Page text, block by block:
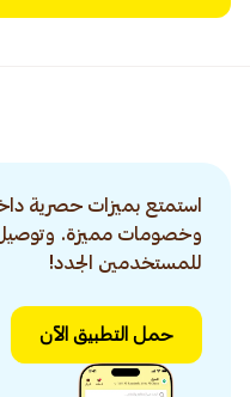
استمتع بميزات حصرية
وخصومات مميزة. وتوصيل
للمستخدمين الجدد!
حمل التطبيق الآن